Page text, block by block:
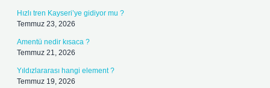
Hızlı tren Kayseri’ye gidiyor mu ?
Temmuz 23, 2026
Amentü nedir kısaca ?
Temmuz 21, 2026
Yıldızlararası hangi element ?
Temmuz 19, 2026